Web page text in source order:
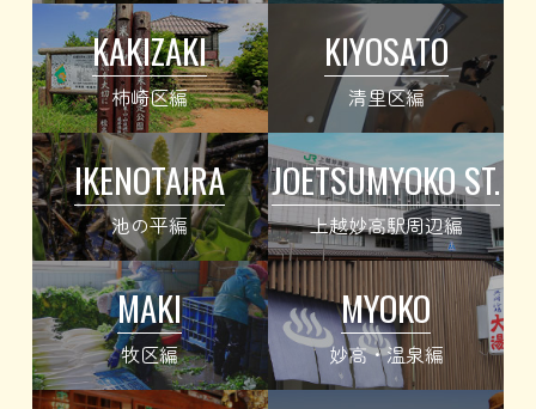
KAKIZAKI
柿崎区編
KIYOSATO
清里区編
IKENOTAIRA
池の平編
JOETSUMYOKO ST.
上越妙高駅周辺編
MAKI
牧区編
MYOKO
妙高・温泉編